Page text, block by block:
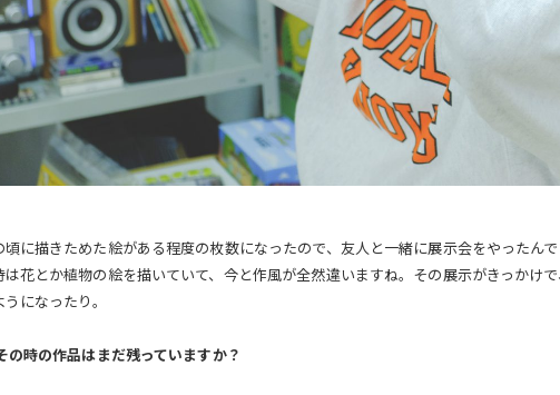
頃に描きためた絵がある程度の枚数になったので、友人と一緒に展示会をやったん
は花とか植物の絵を描いていて、今と作風が全然違いますね。その展示がきっかけ
になったり。
時の作品はまだ残っていますか？